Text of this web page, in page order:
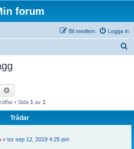
forum
Logga in
Bli medlem
Sök
• Sida 1 av 1
Trådar
« tor sep 12, 2019 4:25 pm